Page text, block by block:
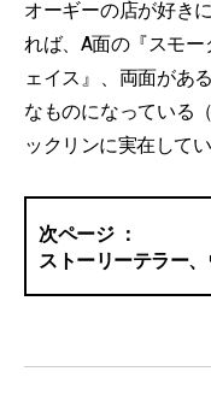
オーギーの店が好き
れば、A面の『スモ
ェイス』、両面があ
なものになっている
ックリンに実在してい
ストーリーテラー